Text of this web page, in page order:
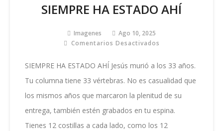
SIEMPRE HA ESTADO AHÍ
Imagenes
Ago 10, 2025
Comentarios Desactivados
HA
AHÍ
SIEMPRE HA ESTADO AHÍ Jesús murió a los 33 años.
Tu columna tiene 33 vértebras. No es casualidad que
los mismos años que marcaron la plenitud de su
entrega, también estén grabados en tu espina.
Tienes 12 costillas a cada lado, como los 12